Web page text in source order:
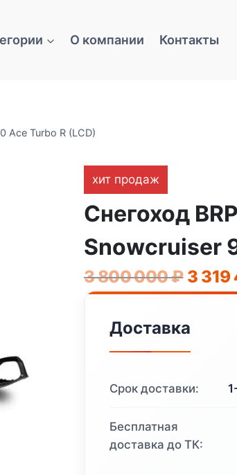
О компании Контакты
Ace Turbo R (LCD)
хит продаж
Снегоход
Snowcruiser
3 800 000₽
цена
000 ₽.
3 319
Доставка
Срок доставки:
Бесплатная
доставка до ТК: